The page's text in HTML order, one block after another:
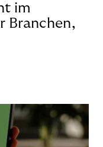
im
Branchen,